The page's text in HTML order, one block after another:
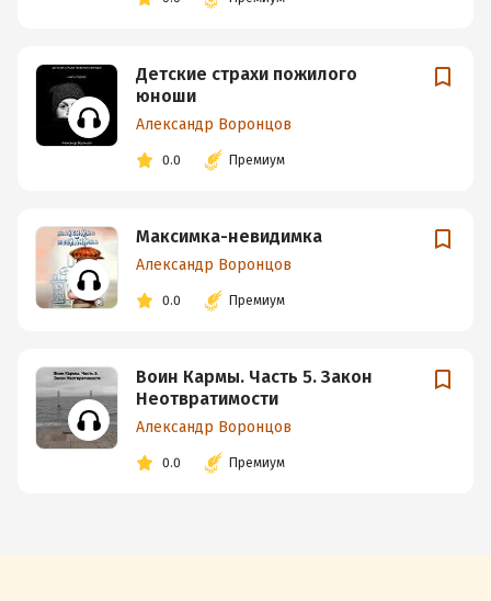
Детские страхи пожилого
юноши
Александр Воронцов
0.0 Премиум
Максимка-невидимка
Александр Воронцов
0.0 Премиум
Воин Кармы. Часть 5. Закон
Неотвратимости
Александр Воронцов
0.0 Премиум